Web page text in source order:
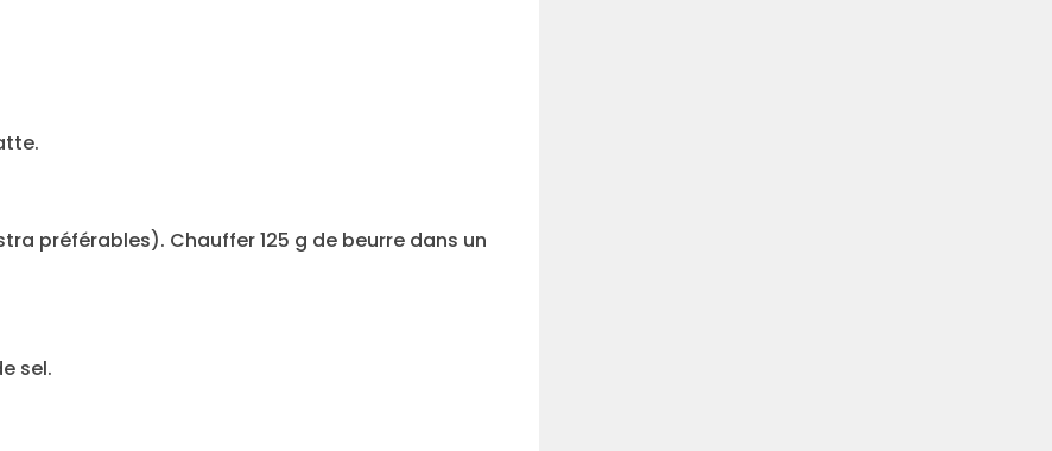
préférables). Chauffer 125 g de beurre dans un
sel.